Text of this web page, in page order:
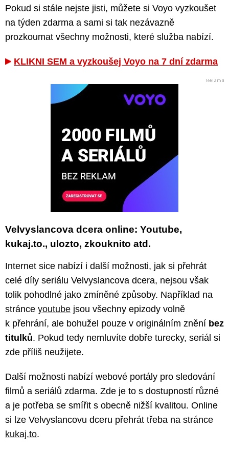
Pokud si stále nejste jisti, můžete si Voyo vyzkoušet
na týden zdarma a sami si tak nezávazně
prozkoumat všechny možnosti, které služba nabízí.
KLIKNI SEM a vyzkoušej Voyo na 7 dní zdarma
Velvyslancova dcera online: Youtube,
kukaj.to., ulozto, zkouknito atd.
Internet sice nabízí i další možnosti, jak si přehrát
celé díly seriálu Velvyslancova dcera, nejsou však
tolik pohodlné jako zmíněné způsoby. Například na
stránce youtube jsou všechny epizody volně
k přehrání, ale bohužel pouze v originálním znění bez
titulků. Pokud tedy nemluvíte dobře turecky, seriál si
zde příliš neužijete.
Další možnosti nabízí webové portály pro sledování
filmů a seriálů zdarma. Zde je to s dostupností různé
a je potřeba se smířit s obecně nižší kvalitou. Online
si lze Velvyslancovu dceru přehrát třeba na stránce
kukaj.to.